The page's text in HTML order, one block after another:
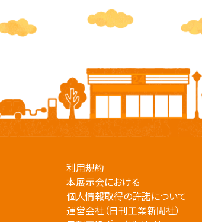
利用規約
本展示会における
個人情報取得の許諾について
運営会社（日刊工業新聞社）